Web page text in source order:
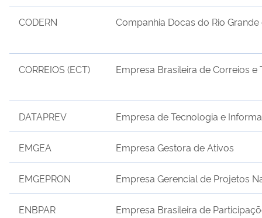
CODERN Companhia Docas do Rio
CORREIOS (ECT) Empresa Brasileira de Correios e
DATAPREV Empresa de Tecnologia e
EMGEA Empresa Gestora de Ativos
EMGEPRON Empresa Gerencial de Projetos
ENBPAR
Empresa Brasileira de